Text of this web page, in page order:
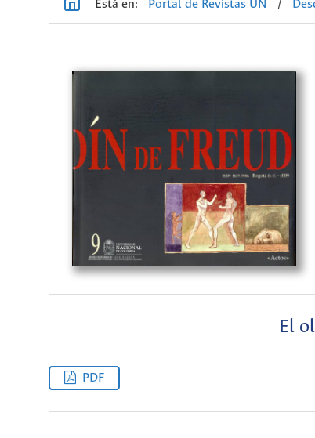
Está en: Portal de Revistas UN /
El
PDF